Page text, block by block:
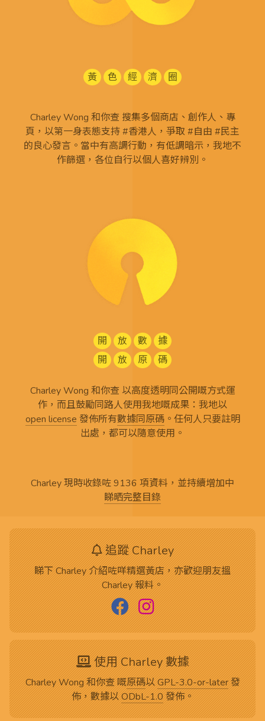
黃 色 經 濟 圈
Charley Wong 和你查 搜集多個商店、創作人、專
頁，以第一身表態支持 #香港人，爭取 #自由 #民主
的良心發言。當中有高調行動，有低調暗示，我地不
作篩選，各位自行以個人喜好辨別。
開 放 數
據
開
放 原 碼
Charley Wong 和你查 以高度透明同公開嘅方式運
作，而且鼓勵同路人使用我地嘅成果：我地以
open license 發佈所有數據同原碼。任何人只要註明
出處，都可以隨意使用。
Charley 現時收錄咗 9136 項資料，並持續增加中
睇晒完整目錄
追蹤 Charley
睇下 Charley 介紹咗咩精選黃店，亦歡迎朋友搵
Charley 報料。
使用 Charley 數據
Charley Wong 和你查 嘅原碼以GPL-3.0-or-later發
佈，數據以ODbL-1.0發佈。